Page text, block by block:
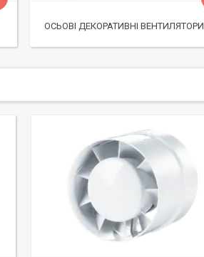
ОСЬОВІ ДЕКОРАТИВНІ ВЕНТИЛЯТОРИ